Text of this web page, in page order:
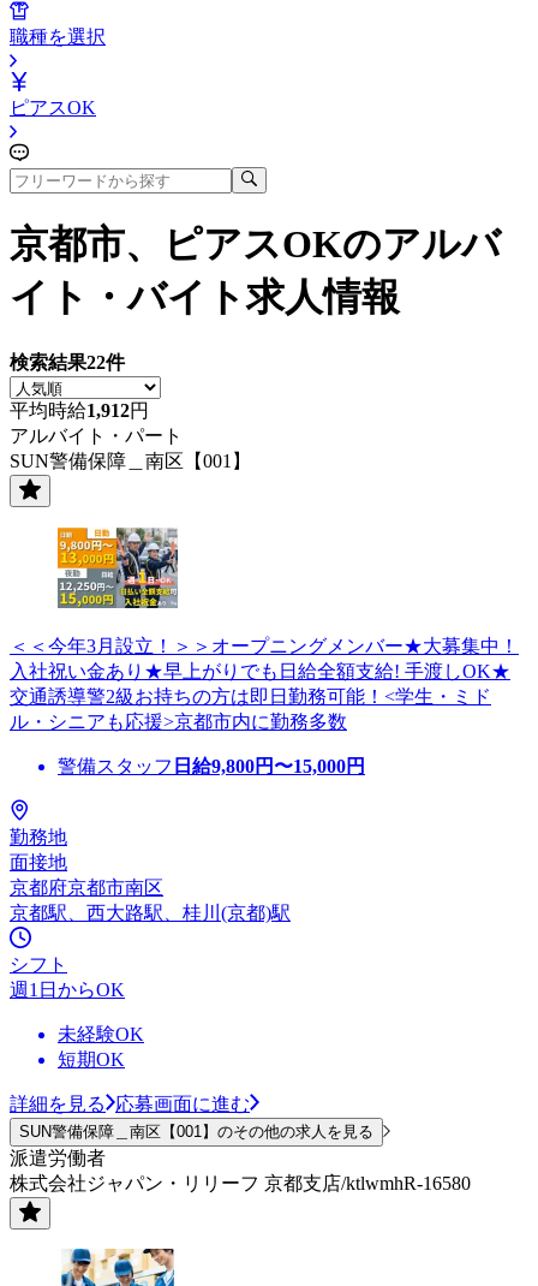
職種を選択
ピアスOK
京都市、ピアスOKのアルバ
イト・バイト求人情報
検索結果22件
平均時給1,912円
アルバイト・パート
SUN警備保障＿南区【001】
＜＜今年3月設立！＞＞オープニングメンバー★大募集中！
入社祝い金あり★早上がりでも日給全額支給! 手渡しOK★
交通誘導警2級お持ちの方は即日勤務可能！<学生・ミド
ル・シニアも応援>京都市内に勤務多数
警備スタッフ 日給9,800円〜15,000円
勤務地
面接地
京都府京都市南区
京都駅、西大路駅、桂川(京都)駅
シフト
週1日からOK
未経験OK
短期OK
詳細を見る 応募画面に進む
SUN警備保障＿南区【001】のその他の求人を見る
派遣労働者
株式会社ジャパン・リリーフ 京都支店/ktlwmhR-16580